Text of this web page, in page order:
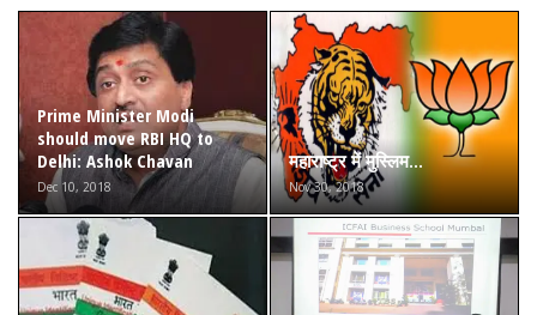
Prime Minister Modi
should move RBI HQ to
Delhi: Ashok Chavan
Dec 10, 2018
महाराष्ट्र में मुस्लिम...
Nov 30, 2018